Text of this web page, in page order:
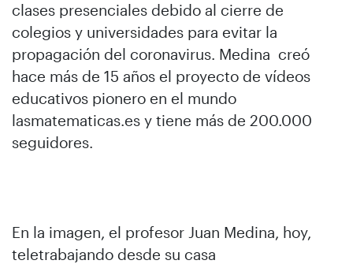
clases presenciales debido al cierre de
colegios y universidades para evitar la
propagación del coronavirus. Medina creó
hace más de 15 años el proyecto de vídeos
educativos pionero en el mundo
lasmatematicas.es y tiene más de 200.000
seguidores.
En la imagen, el profesor Juan Medina, hoy,
teletrabajando desde su casa